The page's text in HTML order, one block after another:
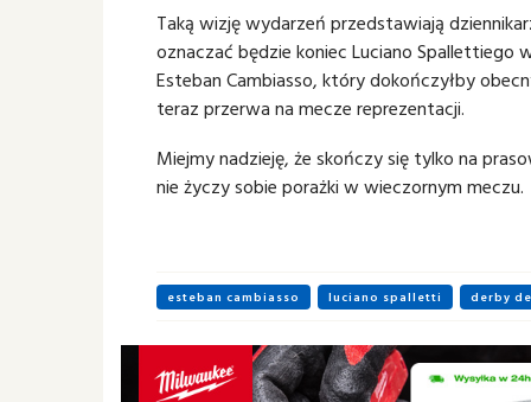
Taką wizję wydarzeń przedstawiają
oznaczać będzie koniec Luciano Spallettiego
Esteban Cambiasso, który dokończyłby
teraz przerwa na mecze reprezentacji.
Miejmy nadzieję, że skończy się tylko na
nie życzy sobie porażki w wieczornym meczu.
esteban cambiasso luciano spalletti derby